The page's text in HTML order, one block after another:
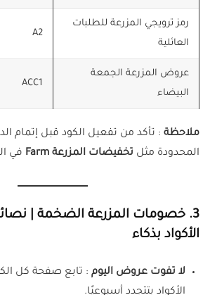
رمز ترويجي المزرعة للطلبات
العائلية
A2
عروض المزرعة الجمعة
البيضاء
ACC1
ملاحظة : تأكد من تفعيل الكود قبل إتمام
المحدودة مثل تخفيضات المزرعة Farm في
3. خصومات المزرعة الضخمة |
الأكواد بذكاء
لا تفوت عروض اليوم : تابع صفحة كل
الأكواد بتتجدد أسبوعيًا.